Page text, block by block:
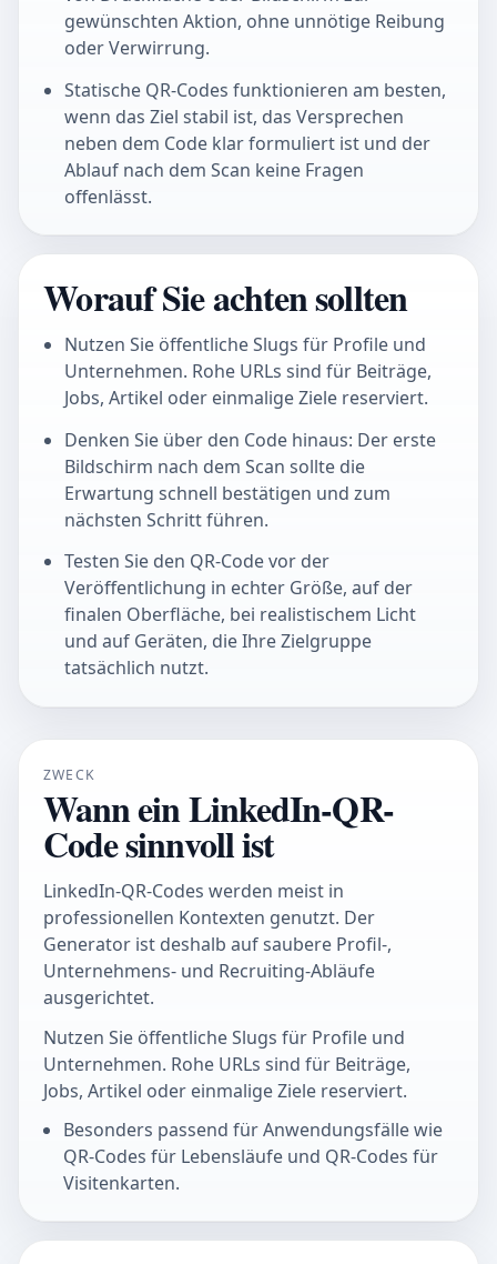
gewünschten Aktion, ohne unnötige Reibung
oder Verwirrung.
Statische QR-Codes funktionieren am besten,
wenn das Ziel stabil ist, das Versprechen
neben dem Code klar formuliert ist und der
Ablauf nach dem Scan keine Fragen
offenlässt.
Worauf Sie achten sollten
Nutzen Sie öffentliche Slugs für Profile und
Unternehmen. Rohe URLs sind für Beiträge,
Jobs, Artikel oder einmalige Ziele reserviert.
Denken Sie über den Code hinaus: Der erste
Bildschirm nach dem Scan sollte die
Erwartung schnell bestätigen und zum
nächsten Schritt führen.
Testen Sie den QR-Code vor der
Veröffentlichung in echter Größe, auf der
finalen Oberfläche, bei realistischem Licht
und auf Geräten, die Ihre Zielgruppe
tatsächlich nutzt.
ZWECK
Wann ein LinkedIn-QR-
Code sinnvoll ist
LinkedIn-QR-Codes werden meist in
professionellen Kontexten genutzt. Der
Generator ist deshalb auf saubere Profil-,
Unternehmens- und Recruiting-Abläufe
ausgerichtet.
Nutzen Sie öffentliche Slugs für Profile und
Unternehmen. Rohe URLs sind für Beiträge,
Jobs, Artikel oder einmalige Ziele reserviert.
Besonders passend für Anwendungsfälle wie
QR-Codes für Lebensläufe und QR-Codes für
Visitenkarten.